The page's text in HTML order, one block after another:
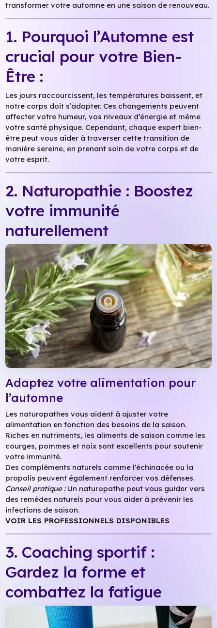
transformer votre automne en une saison de renouveau.
1. Pourquoi l’Automne est
crucial pour votre Bien-
Être :
Les jours raccourcissent, les températures baissent, et
notre corps doit s’adapter. Ces changements peuvent
affecter votre humeur, vos niveaux d’énergie et même
votre santé physique. Cependant, chaque expert bien-
être peut vous aider à traverser cette transition de
manière sereine, en prenant soin de votre corps et de
votre esprit.
2. Naturopathie : Boostez
votre immunité
naturellement
Adaptez votre alimentation pour
l’automne
Les naturopathes vous aident à ajuster votre
alimentation en fonction des besoins de la saison.
Riches en nutriments, les aliments de saison comme les
courges, pommes et noix sont excellents pour soutenir
votre immunité.
Des compléments naturels comme l’échinacée ou la
propolis peuvent également renforcer vos défenses.
Conseil pratique :Un naturopathe peut vous guider vers
des remèdes naturels pour vous aider à prévenir les
infections de saison.
VOIR LES PROFESSIONNELS DISPONIBLES
3. Coaching sportif :
Gardez la forme et
combattez la fatigue